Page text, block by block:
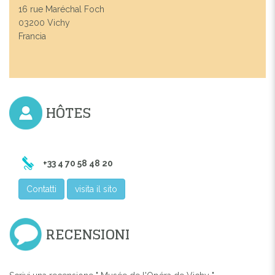
16 rue Maréchal Foch
03200 Vichy
Francia
HÔTES
+33 4 70 58 48 20
Contatti visita il sito
RECENSIONI